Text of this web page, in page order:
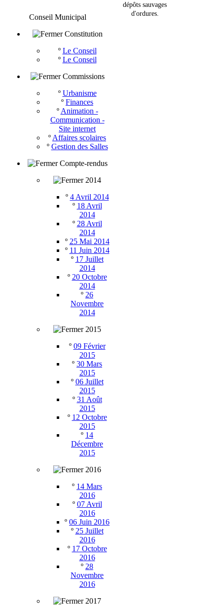
Conseil Municipal
Constitution
º Le Conseil
º Le Conseil
Commissions
º Urbanisme
º Finances
º Animation -
Communication -
Site internet
º Affaires scolaires
º Gestion des Salles
Compte-rendus
2014
º 4 Avril 2014
º 18 Avril
2014
º 28 Avril
2014
º 25 Mai 2014
º 11 Juin 2014
º 17 Juillet
2014
º 20 Octobre
2014
º 26
Novembre
2014
2015
º 09 Février
2015
º 30 Mars
2015
º 06 Juillet
2015
º 31 Août
2015
º 12 Octobre
2015
º 14
Décembre
2015
2016
º 14 Mars
2016
º 07 Avril
2016
º 06 Juin 2016
º 25 Juillet
2016
º 17 Octobre
2016
º 28
Novembre
2016
2017
dépôts sauvages
d'ordures.